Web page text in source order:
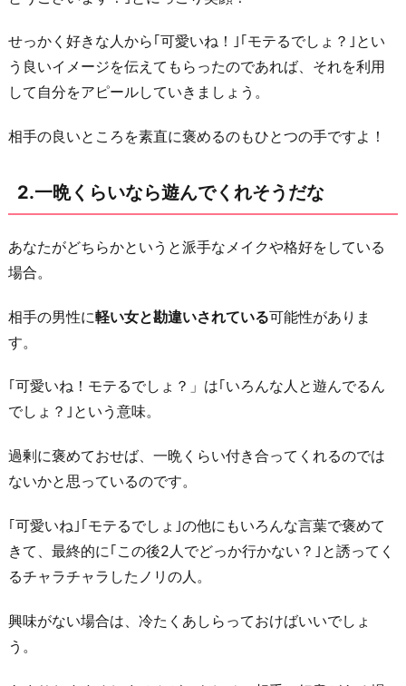
い
4.
褒
る
と
で
ア
プ
ー
た
い
5.
手
届
か
な
高
の
せっかく好きな人から｢可愛いね！｣｢モテるでしょ？｣とい
う良いイメージを伝えてもらったのであれば、それを利用
して自分をアピールしていきましょう。
相手の良いところを素直に褒めるのもひとつの手ですよ！
2.一晩くらいなら遊んでくれそうだな
あなたがどちらかというと派手なメイクや格好をしている
場合。
相手の男性に軽い女と勘違いされている可能性がありま
す。
｢可愛いね！モテるでしょ？」は｢いろんな人と遊んでるん
でしょ？｣という意味。
過剰に褒めておせば、一晩くらい付き合ってくれるのでは
ないかと思っているのです。
｢可愛いね｣｢モテるでしょ｣の他にもいろんな言葉で褒めて
きて、最終的に｢この後2人でどっか行かない？｣と誘ってく
るチャラチャラしたノリの人。
興味がない場合は、冷たくあしらっておけばいいでしょ
う。